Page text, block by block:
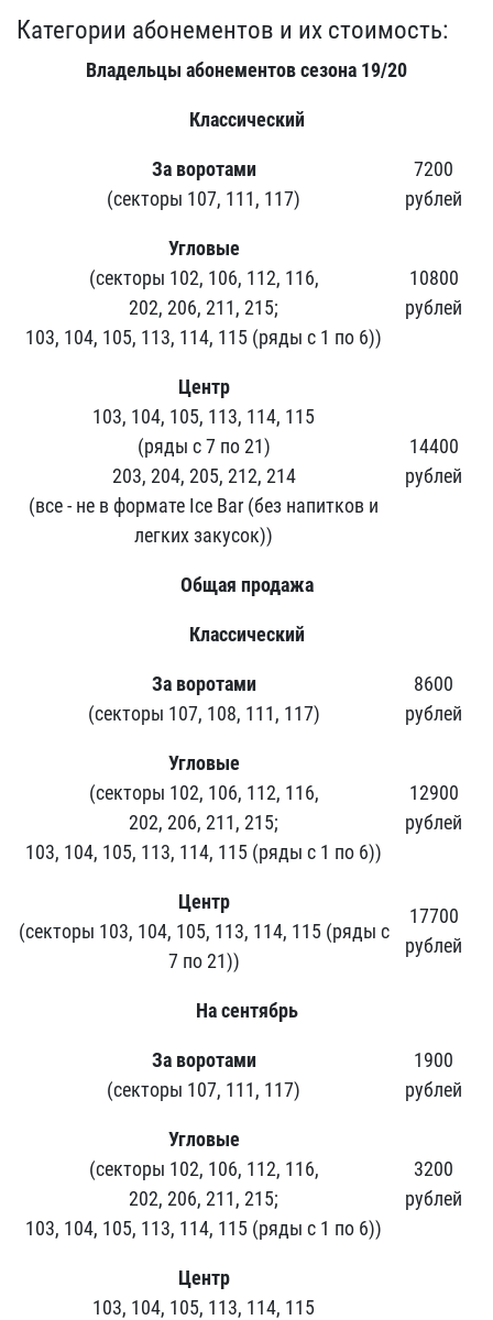
Категории абонементов и их стоимость:
Владельцы абонементов сезона 19/20
Классический
За воротами
(секторы 107, 111, 117)
7200
рублей
Угловые
(секторы 102, 106, 112, 116,
202, 206, 211, 215;
103, 104, 105, 113, 114, 115 (ряды с 1 по 6))
10800
рублей
Центр
103, 104, 105, 113, 114, 115
(ряды с 7 по 21)
203, 204, 205, 212, 214
(все - не в формате Ice Bar (без напитков и
легких закусок))
14400
рублей
Общая продажа
Классический
За воротами
(секторы 107, 108, 111, 117)
8600
рублей
Угловые
(секторы 102, 106, 112, 116,
202, 206, 211, 215;
103, 104, 105, 113, 114, 115 (ряды с 1 по 6))
12900
рублей
Центр
(секторы 103, 104, 105, 113, 114, 115 (ряды с
7 по 21))
17700
рублей
На сентябрь
За воротами
(секторы 107, 111, 117)
1900
рублей
Угловые
(секторы 102, 106, 112, 116,
202, 206, 211, 215;
103, 104, 105, 113, 114, 115 (ряды с 1 по 6))
3200
рублей
Центр
103, 104, 105, 113, 114, 115